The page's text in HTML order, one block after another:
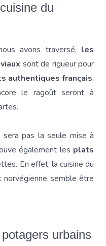
du
avons traversé, les
sont de rigueur pour
authentiques français,
le ragoût seront à
pas la seule mise à
également les plats
En effet, la cuisine du
norvégienne semble être
urbains